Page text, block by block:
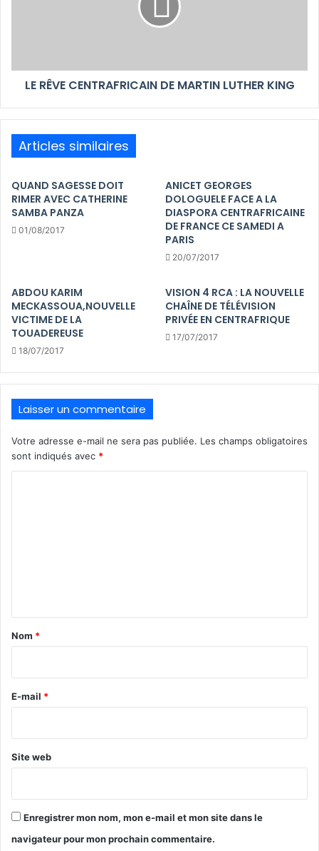
LE RÊVE CENTRAFRICAIN DE MARTIN LUTHER KING
Articles similaires
QUAND SAGESSE DOIT
RIMER AVEC CATHERINE
SAMBA PANZA
01/08/2017
ANICET GEORGES
DOLOGUELE FACE A LA
DIASPORA CENTRAFRICAINE
DE FRANCE CE SAMEDI A
PARIS
20/07/2017
ABDOU KARIM
MECKASSOUA,NOUVELLE
VICTIME DE LA
TOUADEREUSE
18/07/2017
VISION 4 RCA : LA NOUVELLE
CHAÎNE DE TÉLÉVISION
PRIVÉE EN CENTRAFRIQUE
17/07/2017
Laisser un commentaire
Votre adresse e-mail ne sera pas publiée. Les champs obligatoires
sont indiqués avec *
a
e
Nom *
E-mail *
Site web
Enregistrer mon nom, mon e-mail et mon site dans le
navigateur pour mon prochain commentaire.